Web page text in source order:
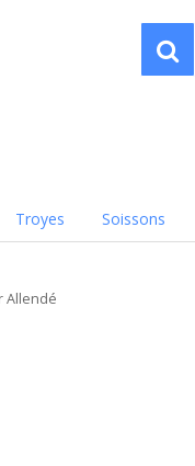
Troyes Soissons
Allendé